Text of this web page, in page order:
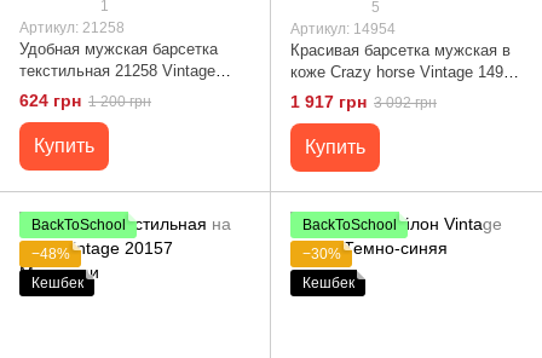
1
Артикул: 21258
Удобная мужская барсетка
текстильная 21258 Vintage
Черная
624 грн 1 200 грн
Купить
5
Артикул: 14954
Красивая барсетка мужская в
коже Crazy horse Vintage 14954
Коричневая
1 917 грн 3 092 грн
Купить
BackToSchool
−48%
Кешбек
BackToSchool
−30%
Кешбек